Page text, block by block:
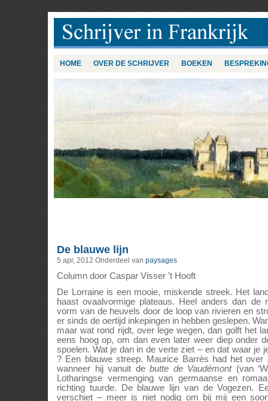
HOME OVER DE SCHRIJVER BOEKEN
De blauwe lijn
5 apr, 2012 Onderdeel van paysages
Column door Caspar Visser ’t Hooft
De Lorraine is een mooie, miskende streek. Het
haast ovaalvormige plateaus. Heel anders dan de
vorm van de heuvels door de loop van rivieren en
er sinds de oertijd inkepingen in hebben geslepen.
maar wat rond rijdt, over lege wegen, dan golft het
eens hoog op, om dan even later weer diep onder
spoelen. Wat je dan in de verte ziet – en dat waar je
? Een blauwe streep. Maurice Barrès had het over
wanneer hij vanuit de butte de Vaudémont(van
Lotharingse vermenging van germaanse en
richting tuurde. De blauwe lijn van de Vogezen.
verschiet – meer is niet nodig om bij mij een